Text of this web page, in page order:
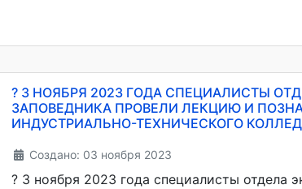
? 3 НОЯБРЯ 2023 ГОДА СПЕЦИАЛИСТЫ
ЗАПОВЕДНИКА ПРОВЕЛИ ЛЕКЦИЮ И
ИНДУСТРИАЛЬНО-ТЕХНИЧЕСКОГО
Создано: 03 ноября 2023
? 3 ноября 2023 года специалисты отдела